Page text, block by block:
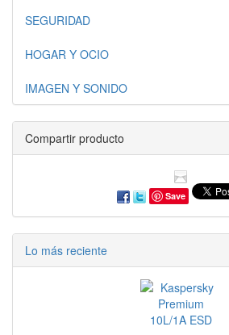
SEGURIDAD
HOGAR Y OCIO
IMAGEN Y SONIDO
Compartir producto
Save
Lo más reciente